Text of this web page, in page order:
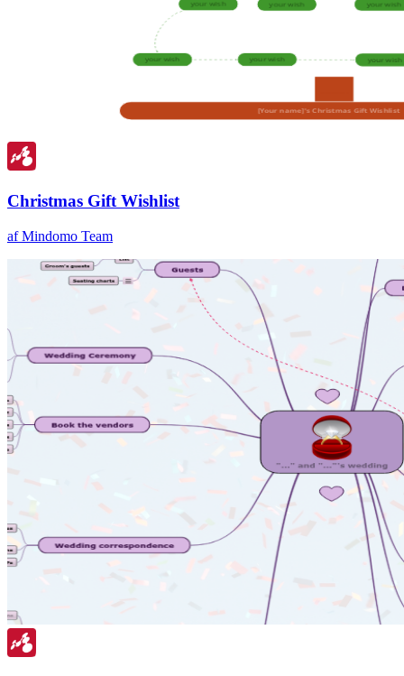
Christmas Gift Wishlist
af Mindomo Team